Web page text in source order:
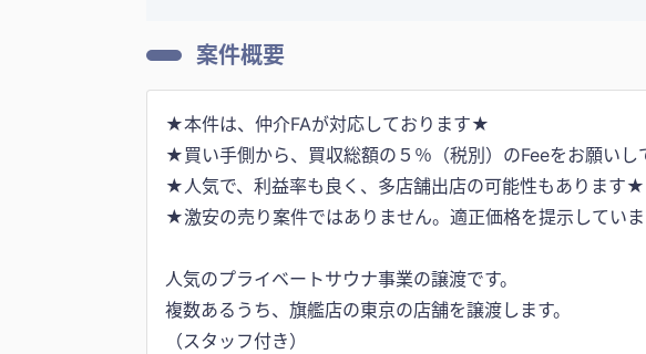
案件概要
★本件は、仲介FAが対応しております★
★買い手側から、買収総額の５％（税別）のFeeをお願い
★人気で、利益率も良く、多店舗出店の可能性もあります★
★激安の売り案件ではありません。適正価格を提示してい
人気のプライベートサウナ事業の譲渡です。
複数あるうち、旗艦店の東京の店舗を譲渡します。
（スタッフ付き）